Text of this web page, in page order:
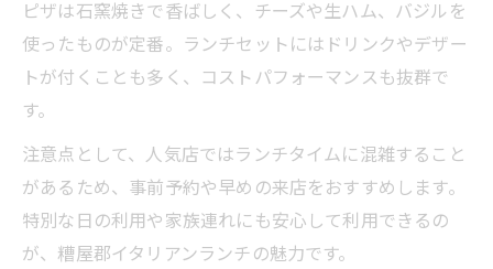
ピザは石窯焼きで香ばしく、チーズや生ハム、バジルを
使ったものが定番。ランチセットにはドリンクやデザー
トが付くことも多く、コストパフォーマンスも抜群で
す。
注意点として、人気店ではランチタイムに混雑すること
があるため、事前予約や早めの来店をおすすめします。
特別な日の利用や家族連れにも安心して利用できるの
が、糟屋郡イタリアンランチの魅力です。